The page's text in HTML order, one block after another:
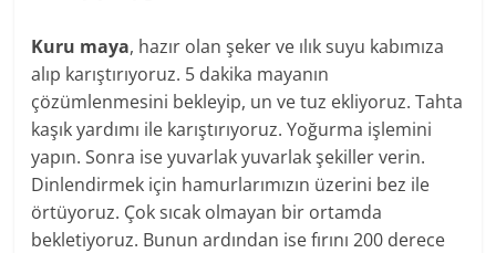
Kuru maya, hazır olan şeker ve ılık suyu kabımıza
alıp karıştırıyoruz. 5 dakika mayanın
çözümlenmesini bekleyip, un ve tuz ekliyoruz. Tahta
kaşık yardımı ile karıştırıyoruz. Yoğurma işlemini
yapın. Sonra ise yuvarlak yuvarlak şekiller verin.
Dinlendirmek için hamurlarımızın üzerini bez ile
örtüyoruz. Çok sıcak olmayan bir ortamda
bekletiyoruz. Bunun ardından ise fırını 200 derece